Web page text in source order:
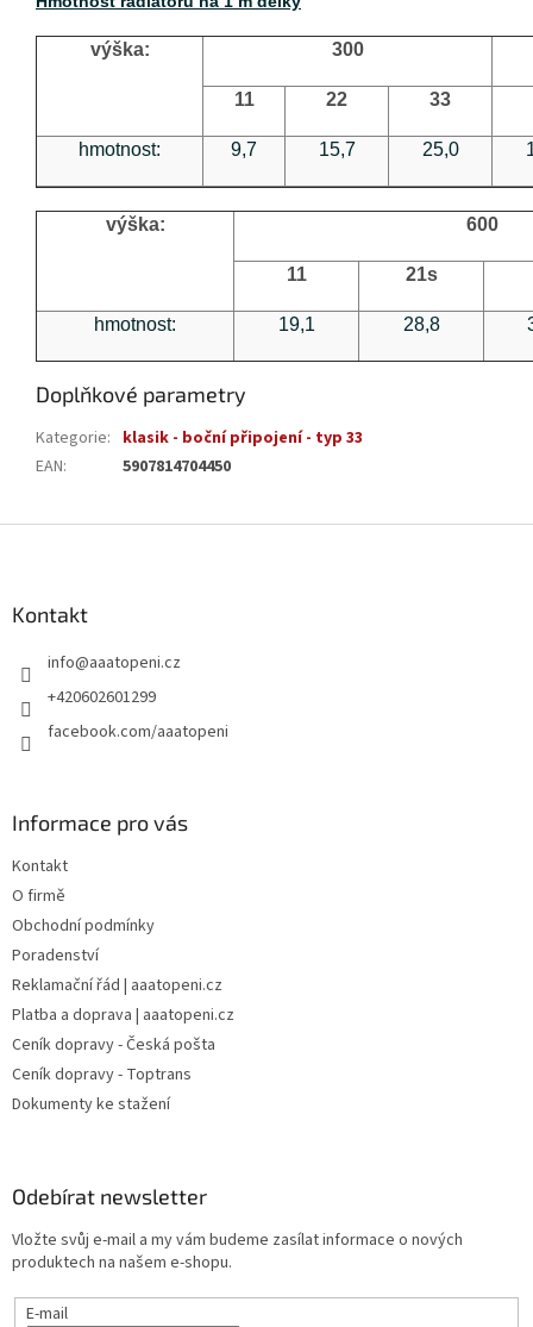
výška: 300
11 22 33
hmotnost: 9,7 15,7 25,0
výška: 600
11 21s
hmotnost: 19,1 28,8
Doplňkové parametry
Kategorie: klasik - boční připojení - typ 33
EAN: 5907814704450
Kontakt
info@aaatopeni.cz
+420602601299
facebook.com/aaatopeni
Informace pro vás
Kontakt
O firmě
Obchodní podmínky
Poradenství
Reklamační řád | aaatopeni.cz
Platba a doprava | aaatopeni.cz
Ceník dopravy - Česká pošta
Ceník dopravy - Toptrans
Dokumenty ke stažení
Odebírat newsletter
Vložte svůj e-mail a my vám budeme zasílat informace o nových
produktech na našem e-shopu.
E-mail